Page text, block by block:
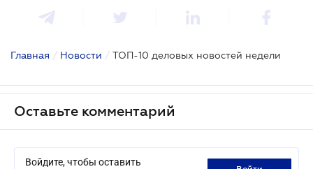
Главная / Новости / ТОП-10 деловых новостей недели
Оставьте комментарий
Войдите, чтобы оставить